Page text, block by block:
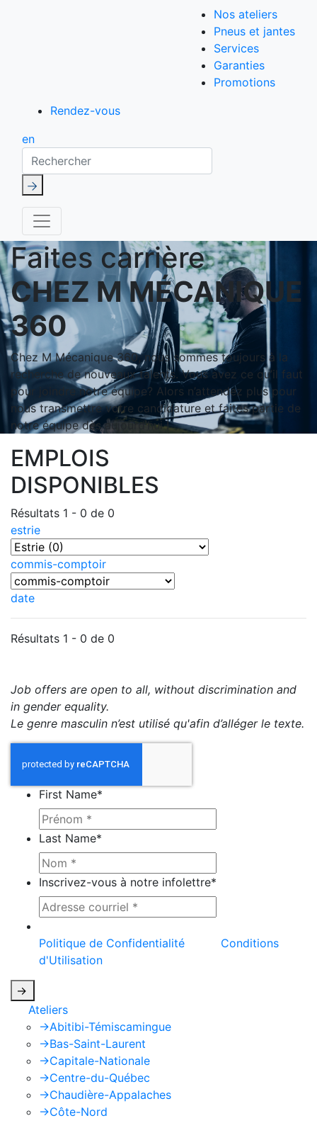
Nos ateliers
Pneus et jantes
Services
Garanties
Promotions
Rendez-vous
en
Rechercher
Faites carrière
CHEZ M MÉCANIQUE
360
Chez M Mécanique 360, nous sommes toujours à la
recherche de nouveaux talents. Vous avez ce qu’il faut
pour joindre notre équipe? Alors n’attendez plus pour
nous transmettre votre candidature et faites partie de
notre équipe dès aujourd’hui !
EMPLOIS
DISPONIBLES
Résultats 1 - 0 de 0
estrie
commis-comptoir
date
Résultats 1 - 0 de 0
Job offers are open to all, without discrimination and
in gender equality.
Le genre masculin n’est utilisé qu'afin d’alléger le texte.
First Name*
Last Name*
Inscrivez-vous à notre infolettre*
Politique de Confidentialité
Conditions
d'Utilisation
->
Ateliers
->Abitibi-Témiscamingue
->Bas-Saint-Laurent
->Capitale-Nationale
->Centre-du-Québec
->Chaudière-Appalaches
->Côte-Nord